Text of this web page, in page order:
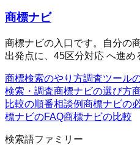
商標ナビ
商標ナビの入口です。自分の
出発点に、45区分対応 へ進め
商標検索のやり方調査ツール
検索・調査商標ナビの選び方
比較の順番相談例商標ナビの
標ナビのFAQ商標ナビの比較
検索語ファミリー